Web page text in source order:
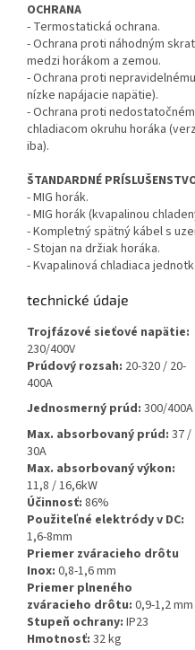
OCHRANA
- Termostatická ochrana.
- Ochrana proti náhodným
medzi horákom a zemou.
- Ochrana proti
nízke napájacie napätie).
- Ochrana proti
chladiacom okruhu horáka
iba).
ŠTANDARDNÉ
- MIG horák.
- MIG horák (kvapalinou
- Kompletný spätný kábel s
- Stojan na držiak horáka.
- Kvapalinová chladiaca
technické údaje
Trojfázové sieťové napätie:
230/400V
Prúdový rozsah: 20-320 / 20-
400A
Jednosmerný prúd: 300/400A
Max. absorbovaný prúd: 37 /
30A
Max. absorbovaný výkon:
11,8 / 16,6kW
Účinnosť: 86%
Použiteľné elektródy v DC:
1,6-8mm
Priemer zváracieho drôtu
Inox: 0,8-1,6 mm
Priemer plneného
zváracieho drôtu: 0,9-1,2 mm
Stupeň ochrany: IP23
Hmotnosť: 32 kg